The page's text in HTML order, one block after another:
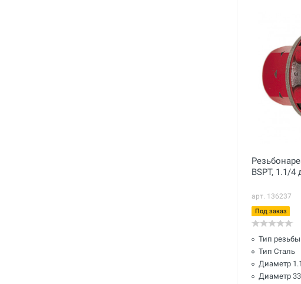
BSPT, 1.1/
арт. 136237
Под заказ
Тип резьбы
Тип Сталь
Диаметр
Диаметр